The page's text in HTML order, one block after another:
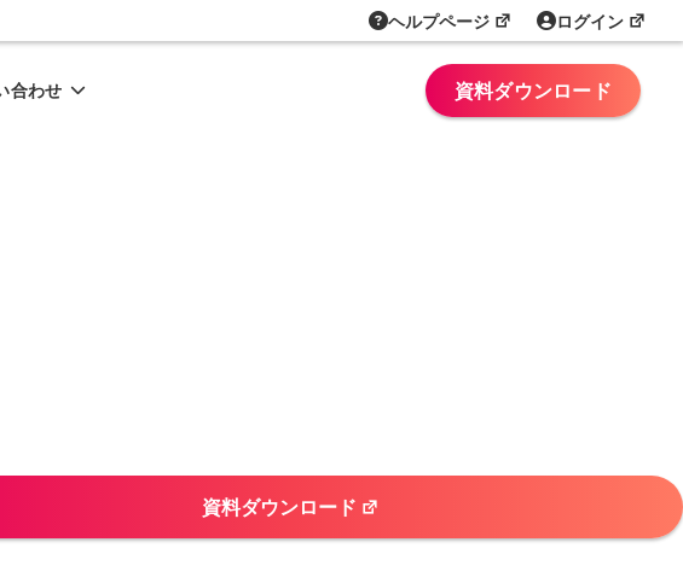
ヘルプページ ログイン
合わせ 資料ダウンロード
資料ダウンロード